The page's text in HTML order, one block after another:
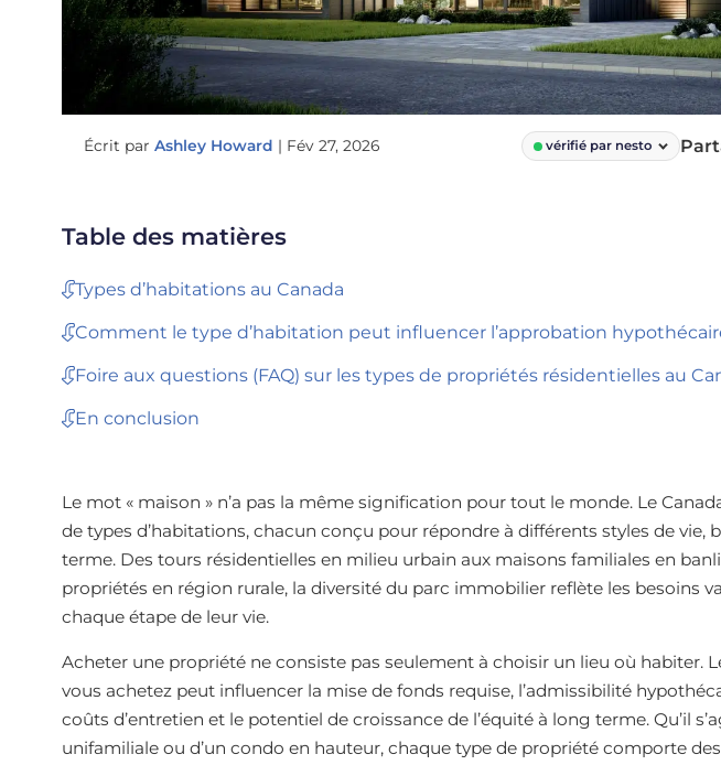
Écrit par Ashley Howard | Fév 27, 2026 vérifié par nesto
Table des matières
Types d’habitations au Canada
Comment le type d’habitation peut influencer l’approbation
Foire aux questions (FAQ) sur les types de propriétés résidentielles au
En conclusion
Le mot « maison » n’a pas la même signification pour tout le monde. Le
de types d’habitations, chacun conçu pour répondre à différents styles de vie,
terme. Des tours résidentielles en milieu urbain aux maisons familiales en
propriétés en région rurale, la diversité du parc immobilier reflète les besoins
chaque étape de leur vie.
Acheter une propriété ne consiste pas seulement à choisir un lieu où habiter.
vous achetez peut influencer la mise de fonds requise, l’admissibilité
coûts d’entretien et le potentiel de croissance de l’équité à long terme. Qu’il
unifamiliale ou d’un condo en hauteur, chaque type de propriété comporte